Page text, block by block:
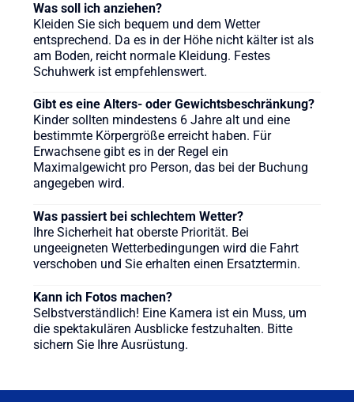
Was soll ich anziehen?
Kleiden Sie sich bequem und dem Wetter
entsprechend. Da es in der Höhe nicht kälter ist als
am Boden, reicht normale Kleidung. Festes
Schuhwerk ist empfehlenswert.
Gibt es eine Alters- oder Gewichtsbeschränkung?
Kinder sollten mindestens 6 Jahre alt und eine
bestimmte Körpergröße erreicht haben. Für
Erwachsene gibt es in der Regel ein
Maximalgewicht pro Person, das bei der Buchung
angegeben wird.
Was passiert bei schlechtem Wetter?
Ihre Sicherheit hat oberste Priorität. Bei
ungeeigneten Wetterbedingungen wird die Fahrt
verschoben und Sie erhalten einen Ersatztermin.
Kann ich Fotos machen?
Selbstverständlich! Eine Kamera ist ein Muss, um
die spektakulären Ausblicke festzuhalten. Bitte
sichern Sie Ihre Ausrüstung.